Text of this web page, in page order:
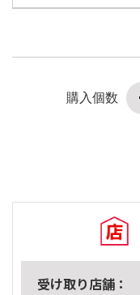
購入個数
受け取り店舗：